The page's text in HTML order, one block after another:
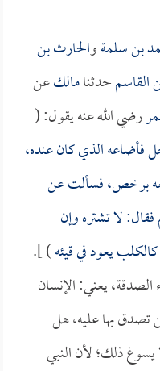
بن سلمةوالحارث بن
القاسمحدثنامالكعن
رضي الله عنه يقول: (
فأضاعه الذي كان عنده،
برخص، فسألت عن
لا تشتره وإن
يعود في قيئه) ].
يعني: الإنسان
تصدق بها عليه، هل
ذلك؛ لأن النبي